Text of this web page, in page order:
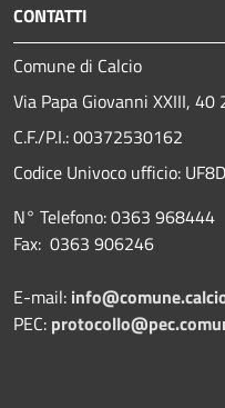
CONTATTI
Comune di Calcio
Via Papa Giovanni XXIII, 40
C.F./P.I.: 00372530162
Codice Univoco ufficio:
N° Telefono: 0363 968444
Fax: 0363 906246
E-mail:
PEC: